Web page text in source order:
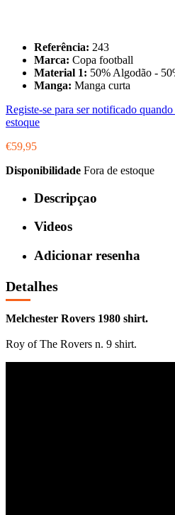
Referência: 243
Marca: Copa football
Material 1: 50% Algodão -
Manga: Manga curta
Registe-se para ser notificado
estoque
€59,95
Disponibilidade Fora de estoque
Descripçao
Videos
Adicionar resenha
Detalhes
Melchester Rovers 1980 shirt.
Roy of The Rovers n. 9 shirt.